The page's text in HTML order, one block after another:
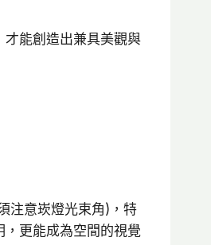
能創造出兼具美觀與
注意崁燈光束角)，特
更能成為空間的視覺